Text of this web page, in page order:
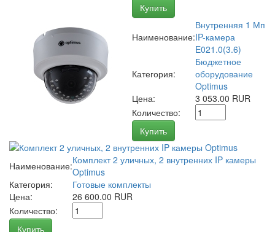
Купить
Наименование:
Внутренняя 1 Мп
IP-камера
E021.0(3.6)
Категория:
Бюджетное
оборудование
Optimus
Цена:
3 053.00 RUR
Количество:
Купить
Наименование:Комплект 2 уличных, 2 внутренних IP камеры
Optimus
Категория:
Готовые комплекты
Цена:
26 600.00 RUR
Количество:
Купить